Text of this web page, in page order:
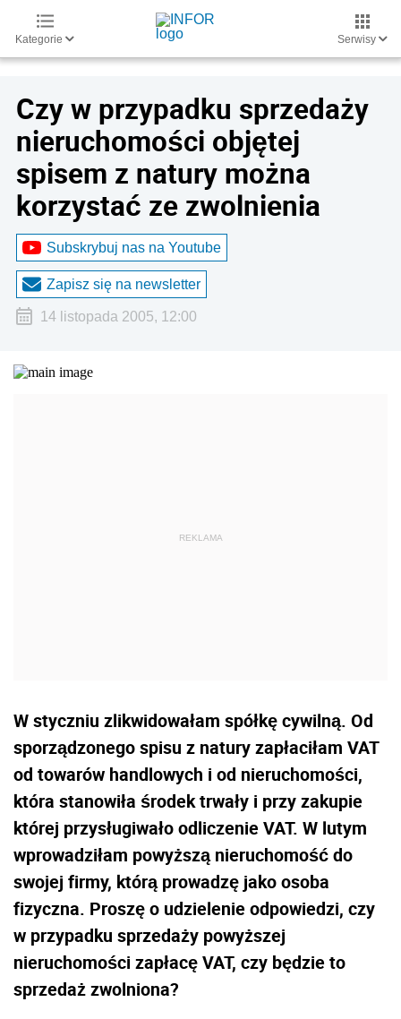
Kategorie Serwisy
Czy w przypadku sprzedaży
nieruchomości objętej
spisem z natury można
korzystać ze zwolnienia
Subskrybuj nas na Youtube
Zapisz się na newsletter
14 listopada 2005, 12:00
W styczniu zlikwidowałam spółkę cywilną. Od
sporządzonego spisu z natury zapłaciłam VAT
od towarów handlowych i od nieruchomości,
która stanowiła środek trwały i przy zakupie
której przysługiwało odliczenie VAT. W lutym
wprowadziłam powyższą nieruchomość do
swojej firmy, którą prowadzę jako osoba
fizyczna. Proszę o udzielenie odpowiedzi, czy
w przypadku sprzedaży powyższej
nieruchomości zapłacę VAT, czy będzie to
sprzedaż zwolniona?